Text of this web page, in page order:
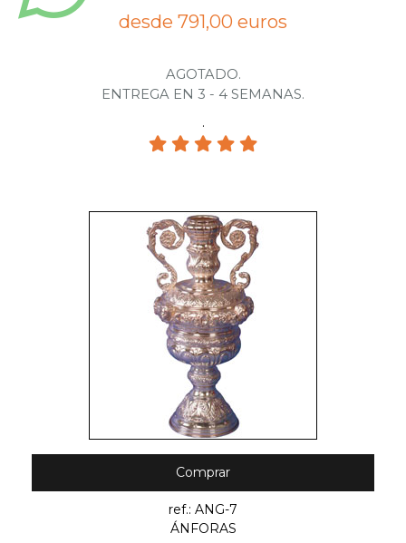
desde 791,00 euros
AGOTADO.
ENTREGA EN 3 - 4 SEMANAS.
.
Comprar
ref.: ANG-7
ÁNFORAS